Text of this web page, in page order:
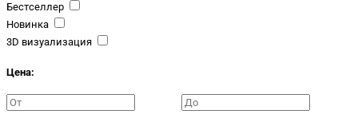
Бестселлер
Новинка
3D визуализация
Цена: